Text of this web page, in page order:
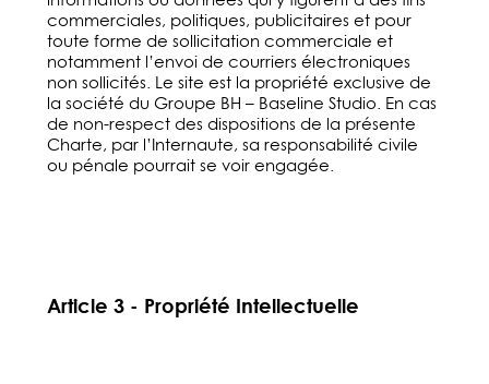
commerciales, politiques, publicitaires et pour
toute forme de sollicitation commerciale et
notamment l’envoi de courriers électroniques
non sollicités. Le site est la propriété exclusive de
la société du Groupe BH – Baseline Studio. En cas
de non-respect des dispositions de la présente
Charte, par l’Internaute, sa responsabilité civile
ou pénale pourrait se voir engagée.
Article 3 - Propriété Intellectuelle